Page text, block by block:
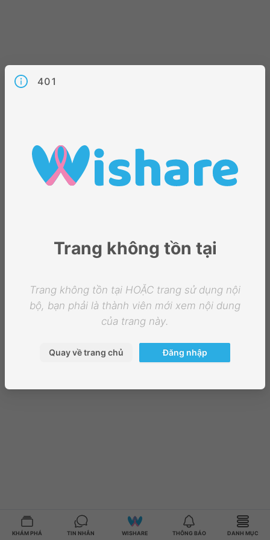
KHÁM PHÁ TIN NHẮN WISHARE THÔNG BÁO DANH MỤC
401
Trang không tồn tại
Trang không tồn tại HOẶC trang sử dụng nội
bộ, bạn phải là thành viên mới xem nội dung
của trang này.
Quay về trang chủ Đăng nhập